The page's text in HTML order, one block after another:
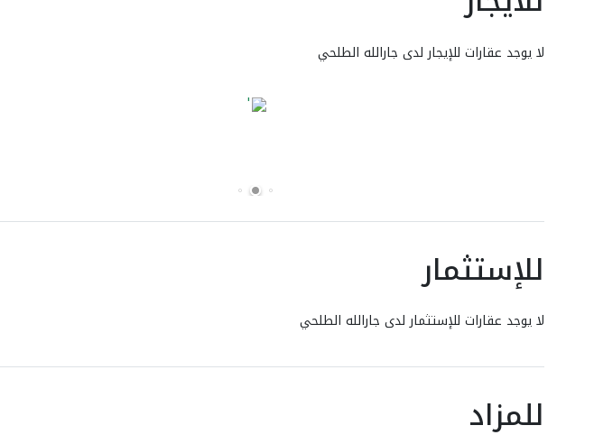
لا يوجد عقارات للإيجار لدى جارالله الطلحي
للإستثمار
لا يوجد عقارات للإستثمار لدى جارالله الطلحي
للمزاد